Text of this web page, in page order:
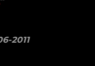
2011